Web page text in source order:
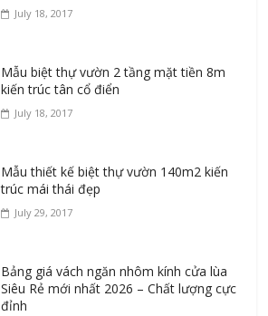
July 18, 2017
Mẫu biệt thự vườn 2 tầng mặt tiền 8m
kiến trúc tân cổ điển
July 18, 2017
Mẫu thiết kế biệt thự vườn 140m2 kiến
trúc mái thái đẹp
July 29, 2017
Bảng giá vách ngăn nhôm kính cửa lùa
Siêu Rẻ mới nhất 2026 – Chất lượng cực
đỉnh